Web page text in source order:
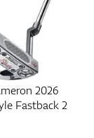
Scotty
Phantom